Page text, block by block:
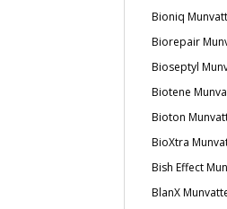
Bioniq
Biorepair
Bioseptyl
Biotene
Bioton
BioXtra
Bish Effect
BlanX